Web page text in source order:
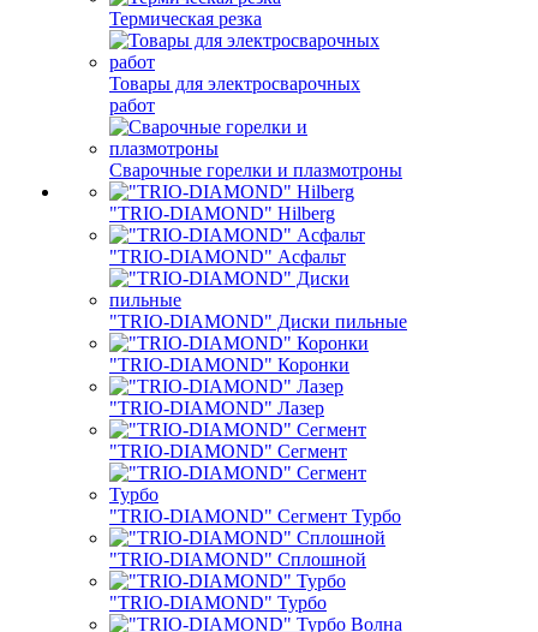
Термическая резка
Товары для электросварочных
работ
Сварочные горелки и плазмотроны
"TRIO-DIAMOND" Hilberg
"TRIO-DIAMOND" Асфальт
"TRIO-DIAMOND" Диски пильные
"TRIO-DIAMOND" Коронки
"TRIO-DIAMOND" Лазер
"TRIO-DIAMOND" Сегмент
"TRIO-DIAMOND" Сегмент Турбо
"TRIO-DIAMOND" Сплошной
"TRIO-DIAMOND" Турбо